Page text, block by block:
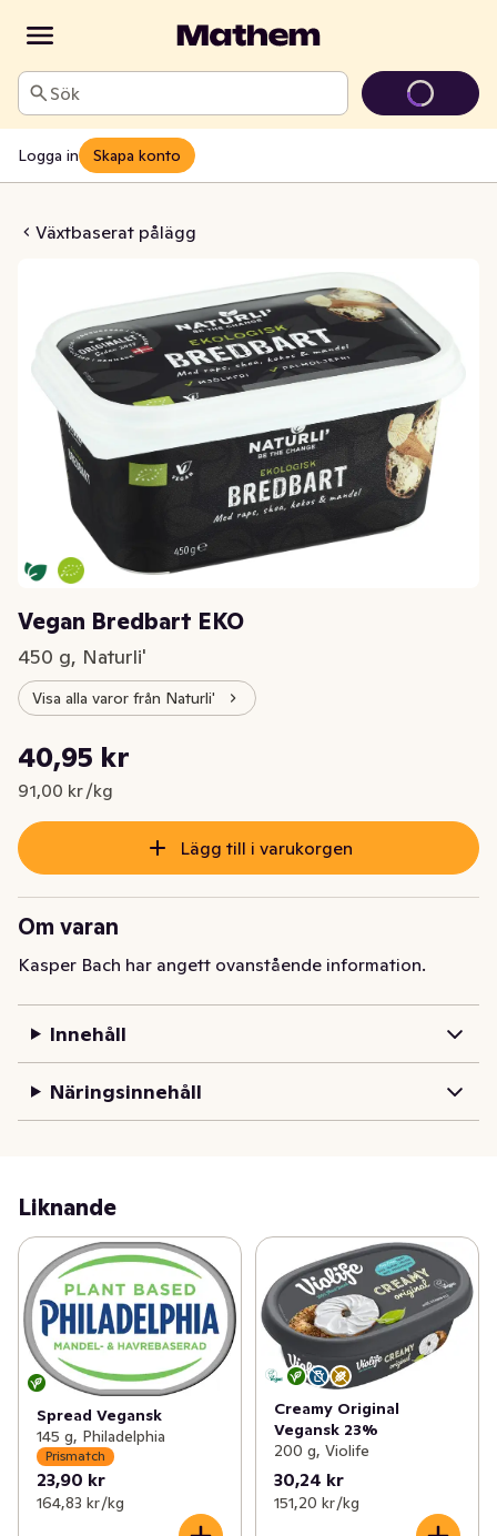
Sök
Logga in Skapa konto
Växtbaserat pålägg
EKO
Vegan Bredbart EKO
450 g, Naturli'
Visa alla varor från Naturli'
Nuvarande pris är: 40,95 kr
40,95 kr
91,00 kr /kg
Styckpris: 91,00 kr /kg
Lägg till i varukorgen
Om varan
Kasper Bach har angett ovanstående information.
Innehåll
Näringsinnehåll
Liknande
Spread Vegansk
145 g, Philadelphia
Prismatch
23,90 kr
164,83 kr /kg
Creamy Original
Vegansk 23%
200 g, Violife
30,24 kr
151,20 kr /kg